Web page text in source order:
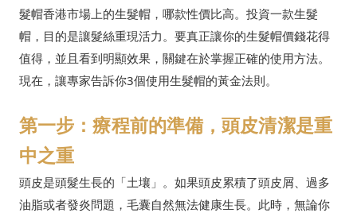
髮帽香港市場上的生髮帽，哪款性價比高。投資一款生髮
帽，目的是讓髮絲重現活力。要真正讓你的生髮帽價錢花得
值得，並且看到明顯效果，關鍵在於掌握正確的使用方法。
現在，讓專家告訴你3個使用生髮帽的黃金法則。
第一步：療程前的準備，頭皮清潔是重
中之重
頭皮是頭髮生長的「土壤」。如果頭皮累積了頭皮屑、過多
油脂或者發炎問題，毛囊自然無法健康生長。此時，無論你